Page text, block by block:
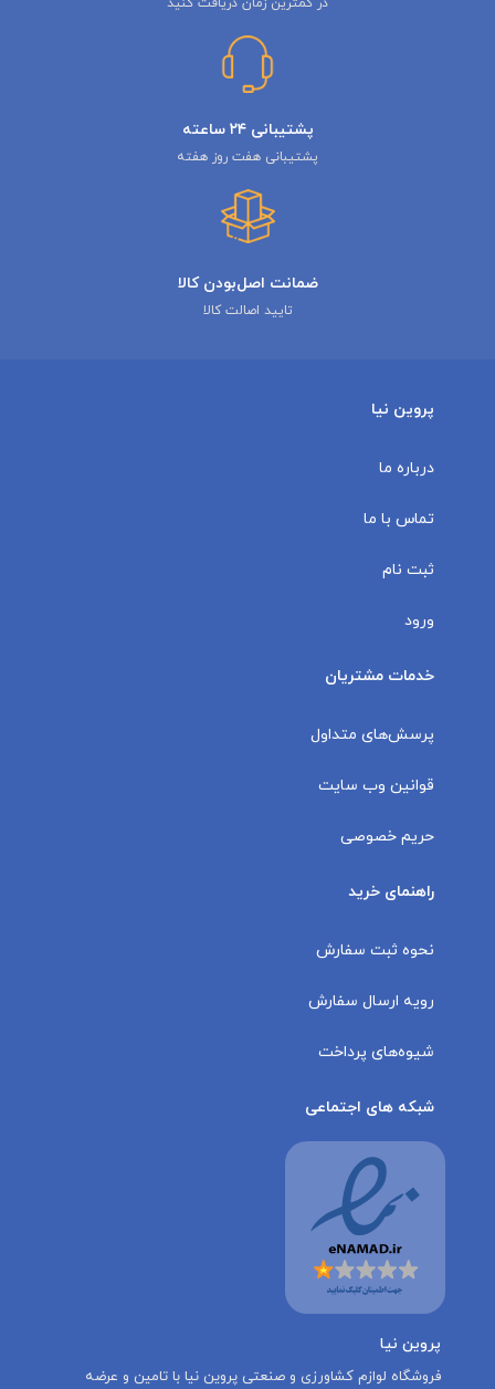
پشتیبانی ۲۴ ساعته
پشتیبانی هفت روز هفته
ضمانت اصل‌بودن کالا
تایید اصالت کالا
پروین نیا
درباره ما
تماس با ما
ثبت نام
ورود
خدمات مشتریان
پرسش‌های متداول
قوانین وب سایت
حریم خصوصی
راهنمای خرید
نحوه ثبت سفارش
رویه ارسال سفارش
شیوه‌های پرداخت
شبکه های اجتماعی
پروین نیا
‌فروشگاه لوازم کشاورزی و صنعتی پروین نیا با تامين و عرضه